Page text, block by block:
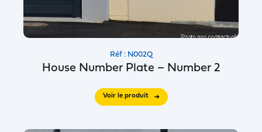
Réf : N002Q
House Number Plate – Number 2
Voir le produit